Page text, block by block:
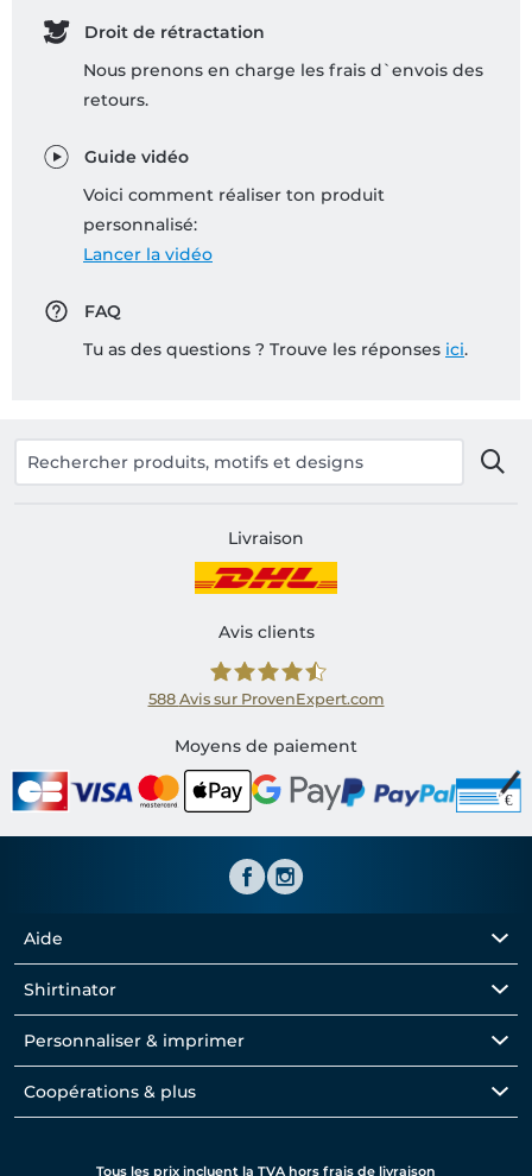
Droit de rétractation
Nous prenons en charge les frais d`envois des
retours.
Guide vidéo
Voici comment réaliser ton produit
personnalisé:
Lancer la vidéo
FAQ
Tu as des questions ? Trouve les réponses ici.
Livraison
Avis clients
Shirtinator FR
588 Avis sur ProvenExpert.com
Moyens de paiement
Aide
Shirtinator
Personnaliser & imprimer
Coopérations & plus
Tous les prix incluent la TVA hors frais de livraison